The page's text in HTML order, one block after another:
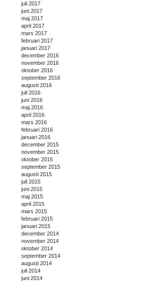
juli 2017
juni 2017
maj 2017
april 2017
mars 2017
februari 2017
januari 2017
december 2016
november 2016
oktober 2016
september 2016
augusti 2016
juli 2016
juni 2016
maj 2016
april 2016
mars 2016
februari 2016
januari 2016
december 2015
november 2015
oktober 2015
september 2015
augusti 2015
juli 2015
juni 2015
maj 2015
april 2015
mars 2015
februari 2015
januari 2015
december 2014
november 2014
oktober 2014
september 2014
augusti 2014
juli 2014
juni 2014